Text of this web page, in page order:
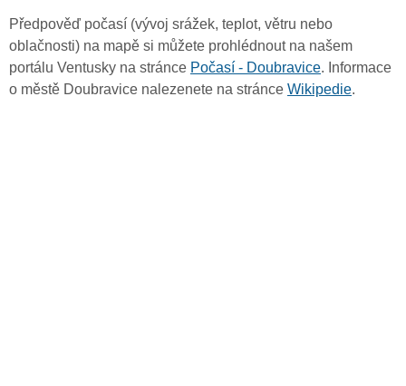
Předpověď počasí (vývoj srážek, teplot, větru nebo
oblačnosti) na mapě si můžete prohlédnout na našem
portálu Ventusky na stránce Počasí - Doubravice. Informace
o městě Doubravice nalezenete na stránce Wikipedie.